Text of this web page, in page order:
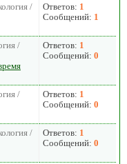
/
Ответов: 1
Сообщений: 1
/
Ответов: 1
Сообщений: 0
/
Ответов: 1
Сообщений: 0
/
Ответов: 1
Сообщений: 0